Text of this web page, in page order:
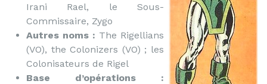
Irani Rael, le Sous-
Commissaire, Zygo
Autres noms : The Rigellians
(VO), the Colonizers (VO) ; les
Colonisateurs de Rigel
Base d’opérations :